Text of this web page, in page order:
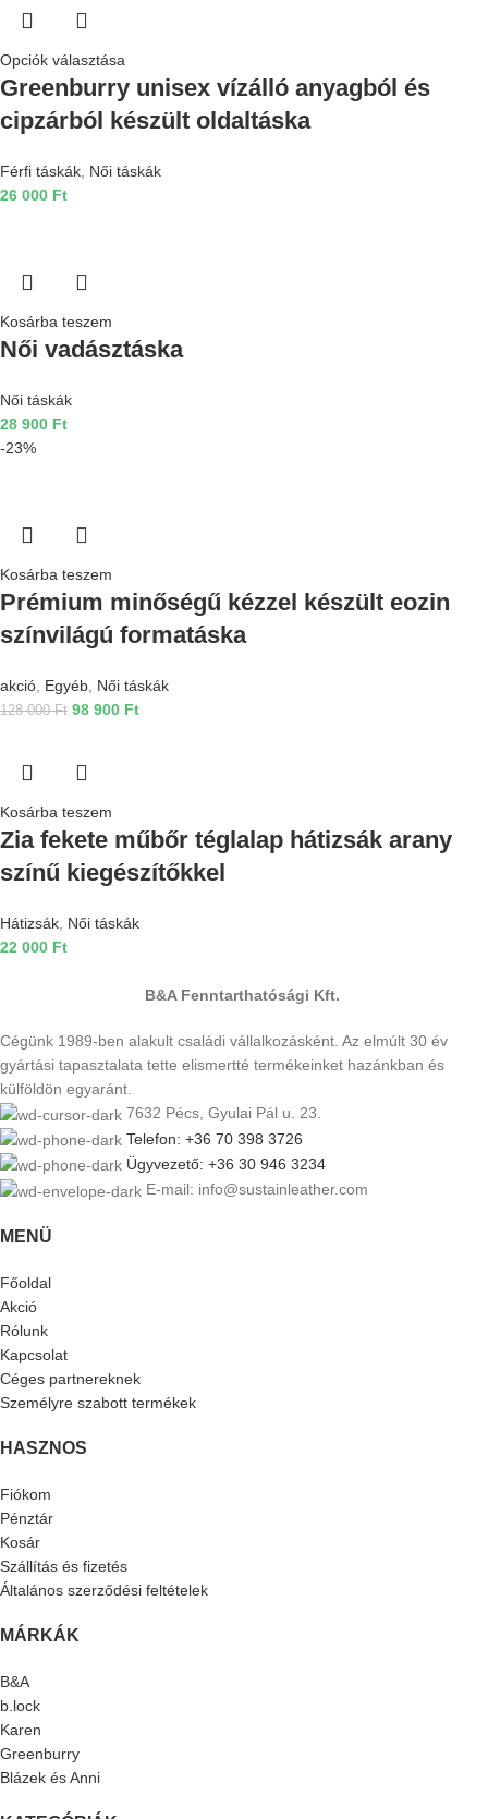
Opciók választása
Greenburry unisex vízálló anyagból és
cipzárból készült oldaltáska
Férfi táskák, Női táskák
26 000 Ft
Kosárba teszem
Női vadásztáska
Női táskák
28 900 Ft
-23%
Kosárba teszem
Prémium minőségű kézzel készült eozin
színvilágú formatáska
akció, Egyéb, Női táskák
128 000Ft 98 900 Ft
Kosárba teszem
Zia fekete műbőr téglalap hátizsák arany
színű kiegészítőkkel
Hátizsák, Női táskák
22 000 Ft
B&A Fenntarthatósági Kft.
Cégünk 1989-ben alakult családi vállalkozásként. Az elmúlt 30 év
gyártási tapasztalata tette elismertté termékeinket hazánkban és
külföldön egyaránt.
7632 Pécs, Gyulai Pál u. 23.
Telefon: +36 70 398 3726
Ügyvezető: +36 30 946 3234
E-mail: info@sustainleather.com
MENÜ
Főoldal
Akció
Rólunk
Kapcsolat
Céges partnereknek
Személyre szabott termékek
HASZNOS
Fiókom
Pénztár
Kosár
Szállítás és fizetés
Általános szerződési feltételek
MÁRKÁK
B&A
b.lock
Karen
Greenburry
Blázek és Anni